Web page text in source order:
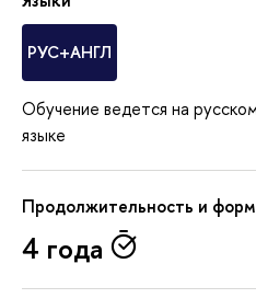
РУС+АНГЛ
Обучение ведется на
языке
Продолжительность и
4 года